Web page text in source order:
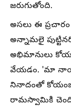
జరుగుతోంది.
అసలు ఈ
అన్నామలై
అభిమానులు
వేయడం. 'మా
నినాదంతో
రామస్వామికి